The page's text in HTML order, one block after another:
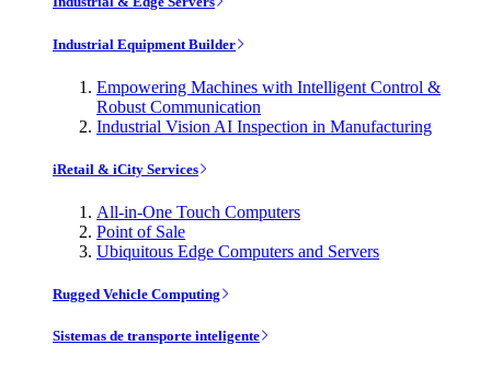
Industrial Equipment Builder
Empowering Machines with Intelligent Control &
Robust Communication
Industrial Vision AI Inspection in Manufacturing
iRetail & iCity Services
All-in-One Touch Computers
Point of Sale
Ubiquitous Edge Computers and Servers
Rugged Vehicle Computing
Sistemas de transporte inteligente